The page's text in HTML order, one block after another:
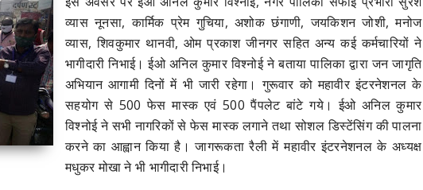
व्यास नूनसा, कार्मिक प्रेम गुचिया, अशोक छंगाणी, जयकिशन जोशी, मनोज
व्यास, शिवकुमार थानवी, ओम प्रकाश जीनगर सहित अन्य कई कर्मचारियों ने
भागीदारी निभाई। ईओ अनिल कुमार विश्नोई ने बताया पालिका द्वारा जन जागृति
अभियान आगामी दिनों में भी जारी रहेगा। गुरूवार को महावीर इंटरनेशनल के
सहयोग से 500 फेस मास्क एवं 500 पैंपलेट बांटे गये। ईओ अनिल कुमार
विश्नोई ने सभी नागरिकों से फेस मास्क लगाने तथा सोशल डिस्टेंसिंग की पालना
करने का आह्वान किया है। जागरूकता रैली में महावीर इंटरनेशनल के अध्यक्ष
मधुकर मोखा ने भी भागीदारी निभाई।